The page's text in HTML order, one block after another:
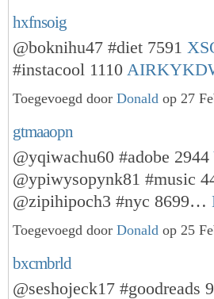
hxfnsoig
@boknihu47 #diet 7591
#instacool 1110
Toegevoegd door Donald op 27
gtmaaopn
@yqiwachu60 #adobe 2944
@ypiwysopynk81 #music
@zipihipoch3 #nyc 8699…
Toegevoegd door Donald op 25
bxcmbrld
@seshojeck17 #goodreads